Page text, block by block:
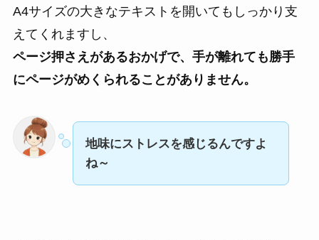
A4サイズの大きなテキストを開いてもしっかり支
えてくれますし、
ページ押さえがあるおかげで、手が離れても勝手
にページがめくられることがありません。
地味にストレスを感じるんですよ
ね～